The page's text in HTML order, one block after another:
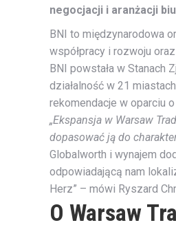
negocjacji i aranżacji
BNI to międzynarodowa
współpracy i rozwoju
BNI powstała w Stanach
działalność w 21
rekomendacje w oparciu
„Ekspansja w Warsaw
dopasować ją do
Globalworth i wynajem
odpowiadającą nam
Herz” – mówi Ryszard
O Warsaw